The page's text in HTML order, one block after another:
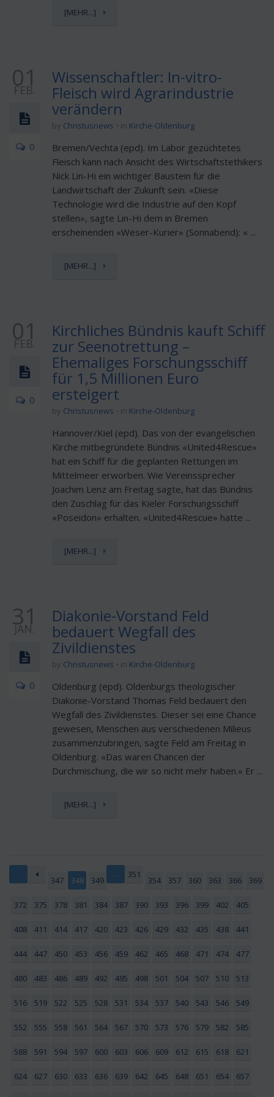
[MEHR...]
01
FEB.
0
Wissenschaftler: In-vitro-
Fleisch wird Agrarindustrie
verändern
by Christusnews in Kirche-Oldenburg
Bremen/Vechta (epd). Im Labor gezüchtetes
Fleisch kann nach Ansicht des Wirtschaftstethikers
Nick Lin-Hi ein wichtiger Baustein für die
Landwirtschaft der Zukunft sein. «Diese
Technologie wird die Industrie auf den Kopf
stellen», sagte Lin-Hi dem in Bremen
erscheinenden «Weser-Kurier» (Sonnabend): « ...
[MEHR...]
01
FEB.
0
Kirchliches Bündnis kauft Schiff
zur Seenotrettung –
Ehemaliges Forschungsschiff
für 1,5 Millionen Euro
ersteigert
by Christusnews in Kirche-Oldenburg
Hannover/Kiel (epd). Das von der evangelischen
Kirche mitbegründete Bündnis «United4Rescue»
hat ein Schiff für die geplanten Rettungen im
Mittelmeer erworben. Wie Vereinssprecher
Joachim Lenz am Freitag sagte, hat das Bündnis
den Zuschlag für das Kieler Forschungsschiff
«Poseidon» erhalten. «United4Rescue» hatte ...
[MEHR...]
31
JAN.
0
Diakonie-Vorstand Feld
bedauert Wegfall des
Zivildienstes
by Christusnews in Kirche-Oldenburg
Oldenburg (epd). Oldenburgs theologischer
Diakonie-Vorstand Thomas Feld bedauert den
Wegfall des Zivildienstes. Dieser sei eine Chance
gewesen, Menschen aus verschiedenen Milieus
zusammenzubringen, sagte Feld am Freitag in
Oldenburg. «Das waren Chancen der
Durchmischung, die wir so nicht mehr haben.» Er ...
[MEHR...]
347 348 349
… 351
354 357 360 363 366 369
372 375 378 381 384 387 390 393 396 399 402 405
408 411 414 417 420 423 426 429 432 435 438 441
444 447 450 453 456 459 462 465 468 471 474 477
480 483 486 489 492 495 498 501 504 507 510 513
516 519 522 525 528 531 534 537 540 543 546 549
552 555 558 561 564 567 570 573 576 579 582 585
588 591 594 597 600 603 606 609 612 615 618 621
624 627 630 633 636 639 642 645 648 651 654 657